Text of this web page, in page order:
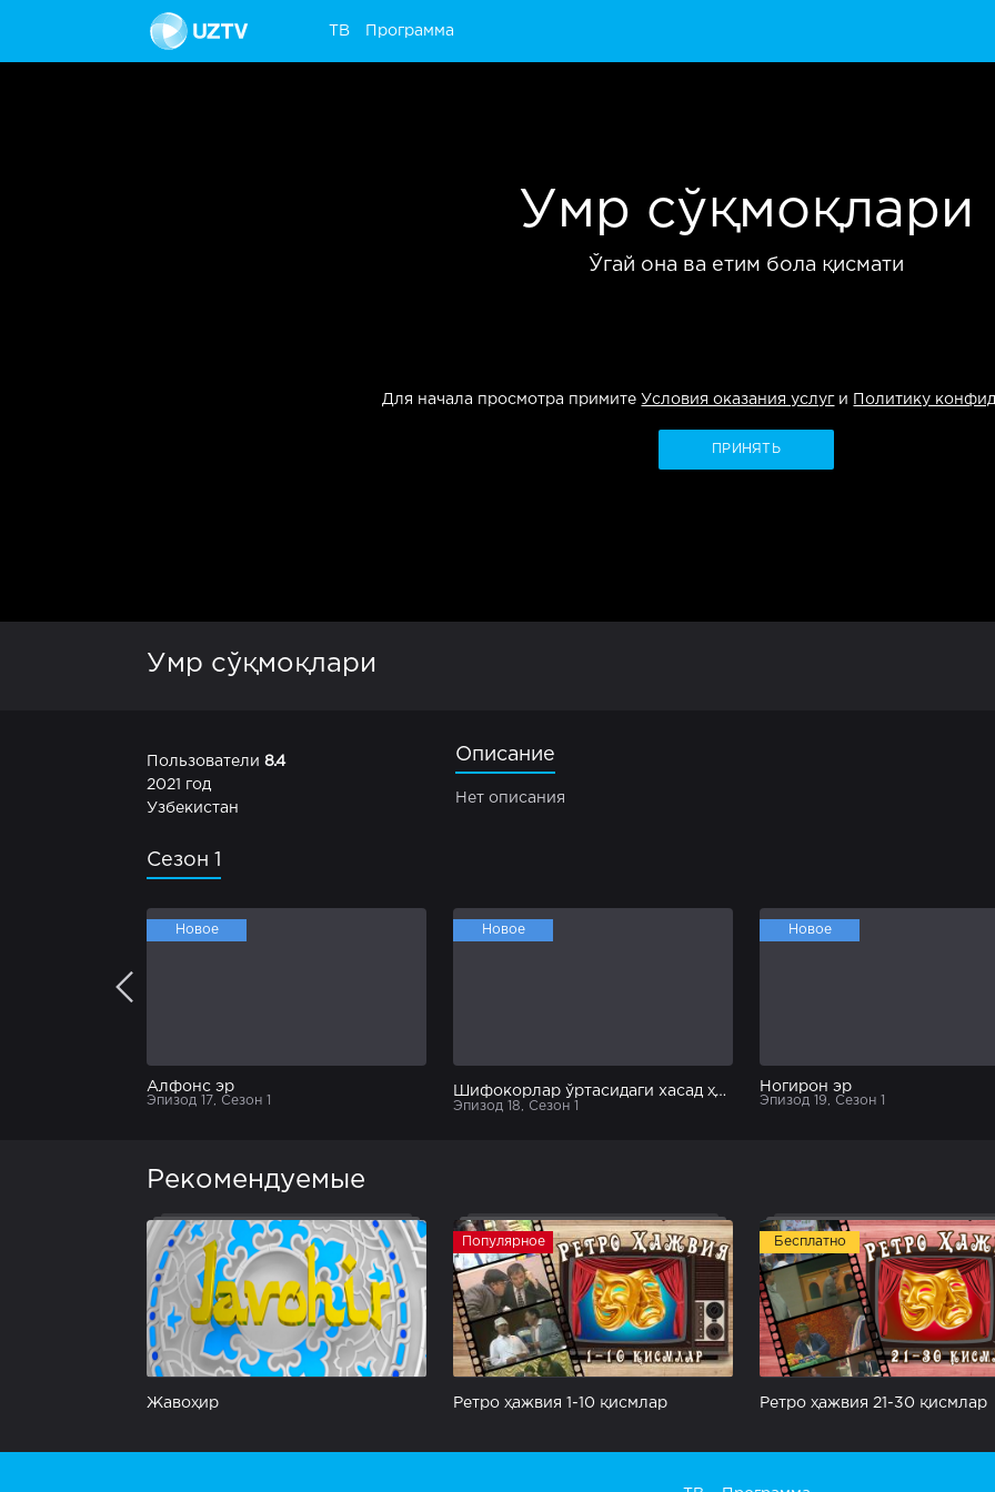
ТВ
Программа
Умр сўқмоқлари
Ўгай она ва етим бола қисмати
Для начала просмотра примите Условия оказания услуги Политику
ПРИНЯТЬ
Умр сўқмоқлари
Пользователи 8.4
2021 год
Узбекистан
Описание
Нет описания
Сезон 1
Новое
Алфонс эр
Эпизод 17, Сезон 1
Новое
Шифокорлар ўртасидаги хасад ҳақида
Эпизод 18, Сезон 1
Новое
Ногирон эр
Эпизод 19, Сезон 1
Рекомендуемые
Жавоҳир
Популярное
Ретро ҳажвия 1-10 қисмлар
Бесплатно
Ретро ҳажвия 21-30 қисмлар